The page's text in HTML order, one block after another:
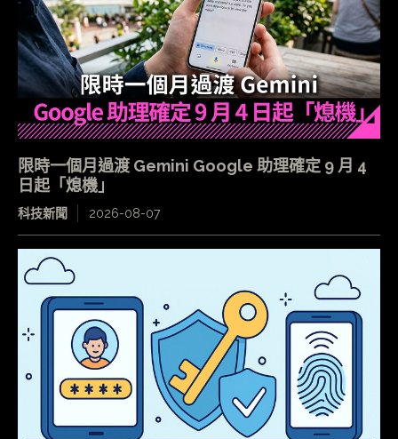
限時一個月過渡 Gemini Google 助理確定 9 月 4
日起「熄機」
科技新聞 2026-08-07